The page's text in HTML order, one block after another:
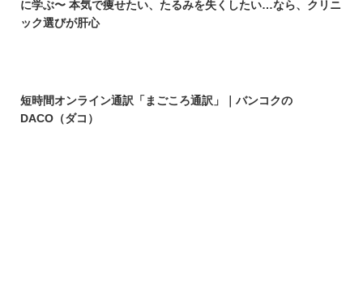
に学ぶ〜 本気で痩せたい、たるみを失くしたい…なら、クリニ
ック選びが肝心
短時間オンライン通訳「まごころ通訳」｜バンコクの
DACO（ダコ）